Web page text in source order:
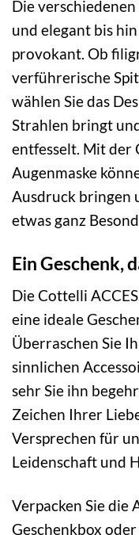
Die
und elegant bis
provokant. Ob
verführerische
wählen Sie das
Strahlen bringt
entfesselt. Mit der
Augenmaske
Ausdruck bringen
etwas ganz
Ein Geschenk,
Die Cottelli
eine ideale
Überraschen Sie
sinnlichen
sehr Sie ihn
Zeichen Ihrer
Versprechen für
Leidenschaft und
Verpacken Sie die
Geschenkbox